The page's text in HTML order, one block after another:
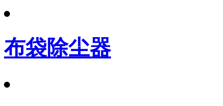
布袋除尘器